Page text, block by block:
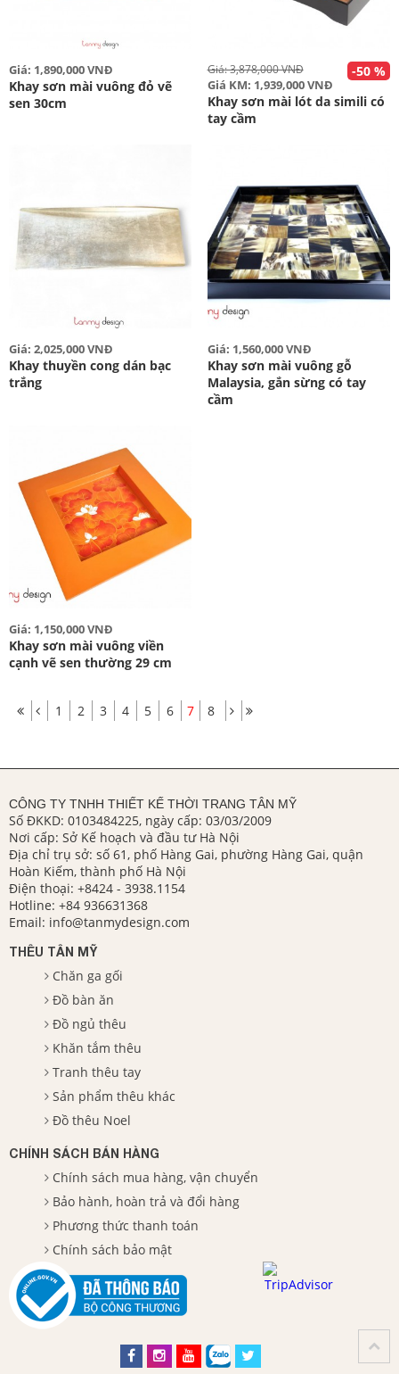
Giá: 1,890,000 VNĐ
Khay sơn mài vuông đỏ vẽ
sen 30cm
Giá: 3,878,000 VNĐ
Giá KM: 1,939,000 VNĐ
-50 %
Khay sơn mài lót da simili có
tay cầm
Giá: 2,025,000 VNĐ
Khay thuyền cong dán bạc
trắng
Giá: 1,560,000 VNĐ
Khay sơn mài vuông gỗ
Malaysia, gắn sừng có tay
cầm
Giá: 1,150,000 VNĐ
Khay sơn mài vuông viền
cạnh vẽ sen thường 29 cm
1 2 3 4 5 6 7 8
CÔNG TY TNHH THIẾT KẾ THỜI TRANG TÂN MỸ
Số ĐKKD: 0103484225, ngày cấp: 03/03/2009
Nơi cấp: Sở Kế hoạch và đầu tư Hà Nội
Địa chỉ trụ sở: số 61, phố Hàng Gai, phường Hàng Gai, quận
Hoàn Kiếm, thành phố Hà Nội
Điện thoại: +8424 - 3938.1154
Hotline: +84 936631368
Email: info@tanmydesign.com
THÊU TÂN MỸ
Chăn ga gối
Đồ bàn ăn
Đồ ngủ thêu
Khăn tắm thêu
Tranh thêu tay
Sản phẩm thêu khác
Đồ thêu Noel
CHÍNH SÁCH BÁN HÀNG
Chính sách mua hàng, vận chuyển
Bảo hành, hoàn trả và đổi hàng
Phương thức thanh toán
Chính sách bảo mật